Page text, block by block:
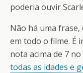
poderia ouvir
Não há uma frase,
em todo o filme. É
nota acima de 7
todas as idades e